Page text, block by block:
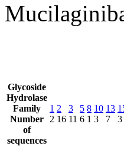
Glycoside
Hydrolase
Family
Number
of
sequences
1
2
2
16
3
11
5
6
8
1
10
3
13
7
3